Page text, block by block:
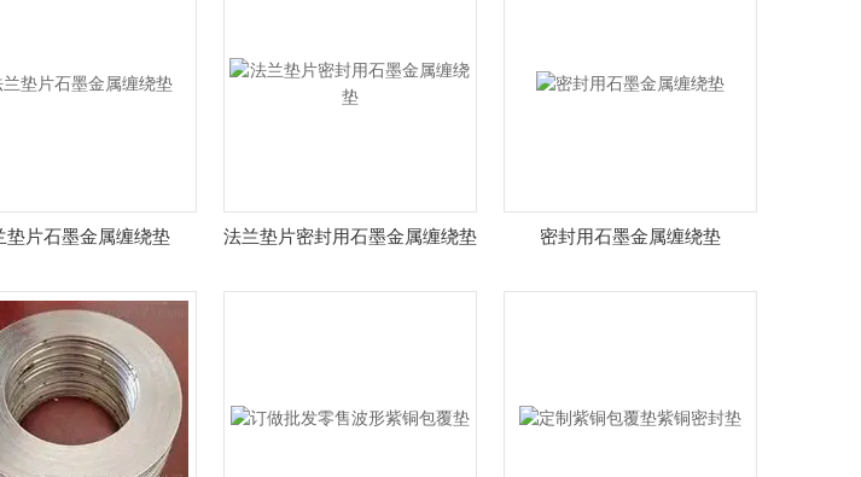
垫片石墨金属缠绕垫 法兰垫片密封用石墨金属缠绕垫 密封用石墨金属缠绕垫